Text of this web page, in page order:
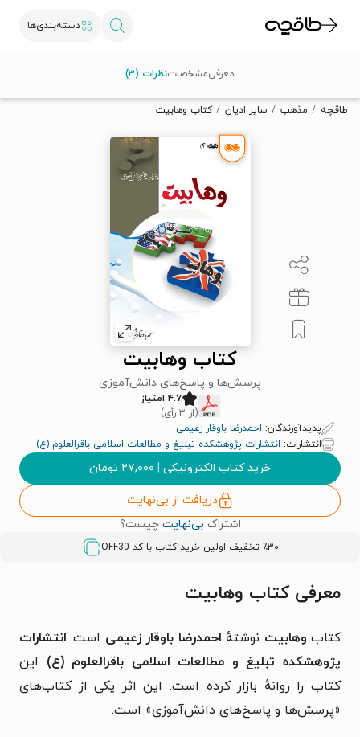
دسته‌بندی‌ها
تخفیف از طاقچه دریافت کن.
طاقچه مذهب سایر ادیان کتاب وهابیت
کتاب وهابیت
پرسش‌ها و پاسخ‌های دانش‌آموزی
۴.۷ امتیاز
(از ۳ رأی)
پدیدآورندگان: احمدرضا باوقار زعیمی
انتشارات: انتشارات پژوهشکده تبلیغ و مطالعات اسلامی باقرالعلوم (ع)
خرید کتاب الکترونیکی | ۲۷,۰۰۰ تومان
دریافت از بی‌نهایت
اشتراک بی‌نهایت چیست؟
٪۳۰ تخفیف اولین خرید کتاب با کد OFF30
معرفیمشخصاتنظرات (۳)
معرفی کتاب وهابیت
کتاب وهابیت نوشتهٔ احمدرضا باوقار زعیمی است.انتشارات
پژوهشکده تبلیغ و مطالعات اسلامی باقرالعلوم (ع) این
کتاب را روانهٔ بازار کرده است. این اثر یکی از کتاب‌های
«پرسش‌ها و پاسخ‌های دانش‌آموزی» است.